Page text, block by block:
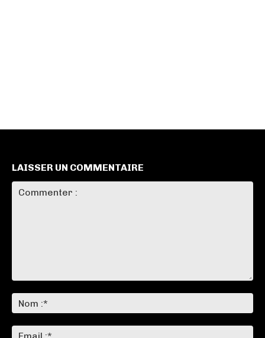
LAISSER UN COMMENTAIRE
:*